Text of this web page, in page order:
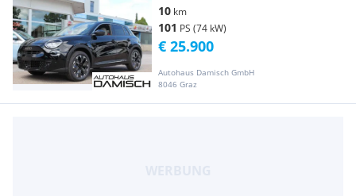
10 km
101 PS (74 kW)
Autohaus Damisch GmbH
8046 Graz
€ 25.900